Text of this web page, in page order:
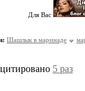
Для Вас
Шашлык в маринаде
5 раз